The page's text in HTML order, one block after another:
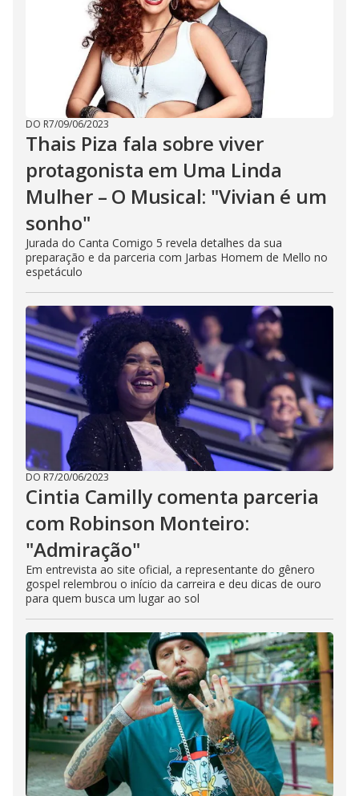
DO R7/09/06/2023
Thais Piza fala sobre viver
protagonista em Uma Linda
Mulher – O Musical: "Vivian é um
sonho"
Jurada do Canta Comigo 5 revela detalhes da sua
preparação e da parceria com Jarbas Homem de Mello no
espetáculo
DO R7/20/06/2023
Cintia Camilly comenta parceria
com Robinson Monteiro:
"Admiração"
Em entrevista ao site oficial, a representante do gênero
gospel relembrou o início da carreira e deu dicas de ouro
para quem busca um lugar ao sol